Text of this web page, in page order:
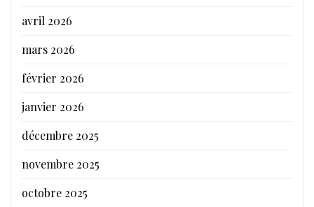
avril 2026
mars 2026
février 2026
janvier 2026
décembre 2025
novembre 2025
octobre 2025